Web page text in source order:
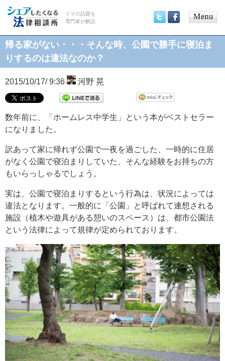
イマの話題を
専門家が解説
menu
帰る家がない・・・そんな時、公園で勝手に寝泊ま
りするのは違法なのか？
2015/10/17/ 9:36 河野 晃
数年前に、「ホームレス中学生」という本がベストセラー
になりました。
訳あって家に帰れず公園で一夜を過ごした、一時的に住居
がなく公園で寝泊まりしていた、そんな経験をお持ちの方
もいらっしゃるでしょう。
実は、公園で寝泊まりするという行為は、状況によっては
違法となります。一般的に「公園」と呼ばれて連想される
施設（植木や遊具がある憩いのスペース）は、都市公園法
という法律によって規律が定められております。